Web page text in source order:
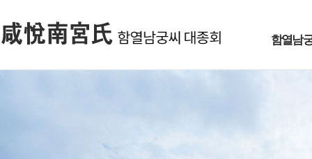
함열남